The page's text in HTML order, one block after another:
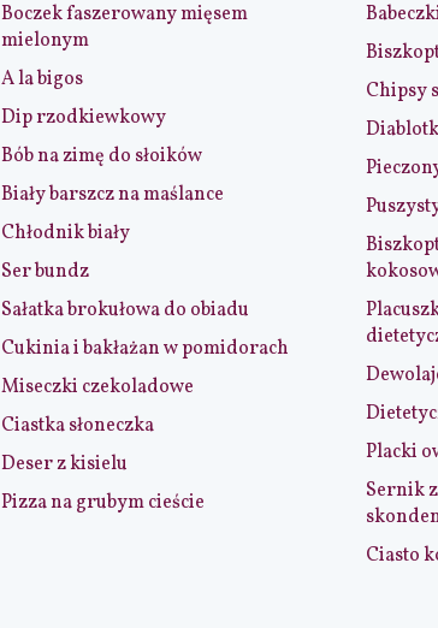
Boczek faszerowany mięsem
mielonym
A la bigos
Dip rzodkiewkowy
Bób na zimę do słoików
Biały barszcz na maślance
Chłodnik biały
Ser bundz
Sałatka brokułowa do obiadu
Cukinia i bakłażan w pomidorach
Miseczki czekoladowe
Ciastka słoneczka
Deser z kisielu
Pizza na grubym cieście
Chipsy
Placki
Sernik
Ciasto